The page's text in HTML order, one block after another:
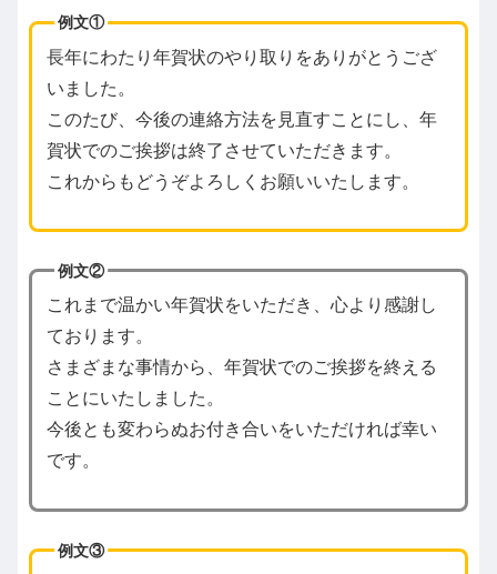
例文①
長年にわたり年賀状のやり取りをありがとうござ
いました。
このたび、今後の連絡方法を見直すことにし、年
賀状でのご挨拶は終了させていただきます。
これからもどうぞよろしくお願いいたします。
例文②
これまで温かい年賀状をいただき、心より感謝し
ております。
さまざまな事情から、年賀状でのご挨拶を終える
ことにいたしました。
今後とも変わらぬお付き合いをいただければ幸い
です。
例文③